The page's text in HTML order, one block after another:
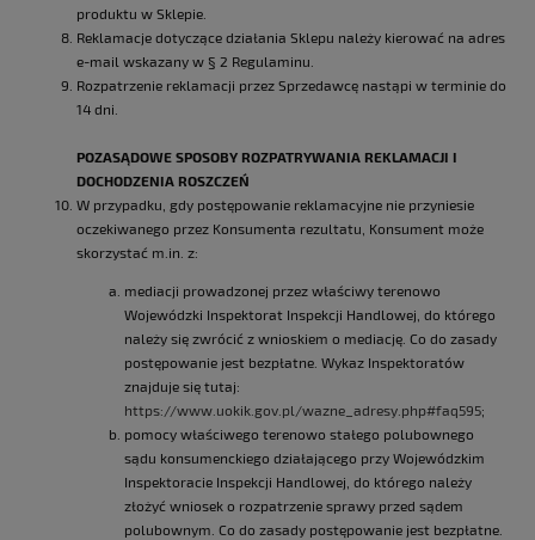
produktu w Sklepie.
Reklamacje dotyczące działania Sklepu należy kierować na adres
e-mail wskazany w § 2 Regulaminu.
Rozpatrzenie reklamacji przez Sprzedawcę nastąpi w terminie do
14 dni.
POZASĄDOWE SPOSOBY ROZPATRYWANIA REKLAMACJI I
DOCHODZENIA ROSZCZEŃ
W przypadku, gdy postępowanie reklamacyjne nie przyniesie
oczekiwanego przez Konsumenta rezultatu, Konsument może
skorzystać m.in. z:
mediacji prowadzonej przez właściwy terenowo
Wojewódzki Inspektorat Inspekcji Handlowej, do którego
należy się zwrócić z wnioskiem o mediację. Co do zasady
postępowanie jest bezpłatne. Wykaz Inspektoratów
znajduje się tutaj:
https://www.uokik.gov.pl/wazne_adresy.php#faq595;
pomocy właściwego terenowo stałego polubownego
sądu konsumenckiego działającego przy Wojewódzkim
Inspektoracie Inspekcji Handlowej, do którego należy
złożyć wniosek o rozpatrzenie sprawy przed sądem
polubownym. Co do zasady postępowanie jest bezpłatne.